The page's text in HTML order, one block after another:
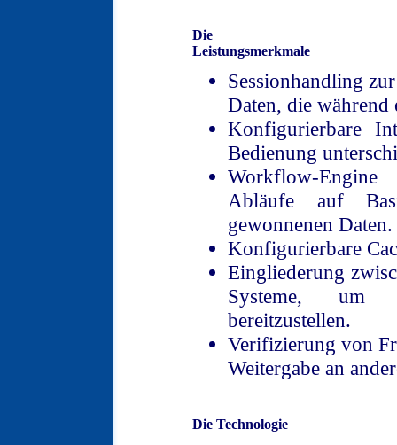
Die
Leistungsmerkmale
Sessionhandling
Daten, die während
Konfigurierbare
Bedienung
Workflow-
Abläufe auf
gewonnenen Daten.
Konfigurierbare
Eingliederung
Systeme, um
bereitzustellen.
Verifizierung von
Weitergabe an
Die Technologie